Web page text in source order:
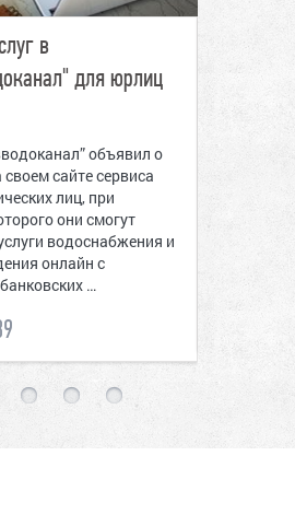
в
для юрлиц
объявил о
своем сайте сервиса
лиц, при
они смогут
водоснабжения и
онлайн с
…
Новая
строка